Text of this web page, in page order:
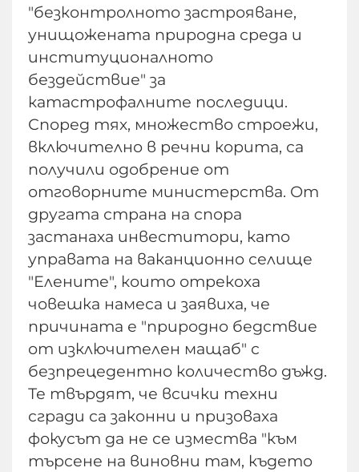
"безконтролното застрояване,
унищожената природна среда и
институционалното
бездействие" за
катастрофалните последици.
Според тях, множество строежи,
включително в речни корита, са
получили одобрение от
отговорните министерства. От
другата страна на спора
застанаха инвеститори, като
управата на ваканционно селище
"Елените", които отрекоха
човешка намеса и заявиха, че
причината е "природно бедствие
от изключителен мащаб" с
безпрецедентно количество дъжд.
Те твърдят, че всички техни
сгради са законни и призоваха
фокусът да не се измества "към
търсене на виновни там, където